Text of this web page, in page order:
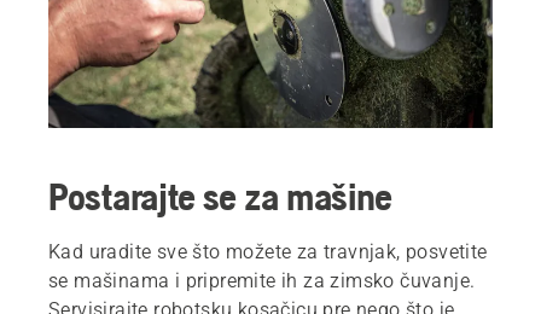
Postarajte se za mašine
Kad uradite sve što možete za travnjak, posvetite
se mašinama i pripremite ih za zimsko čuvanje.